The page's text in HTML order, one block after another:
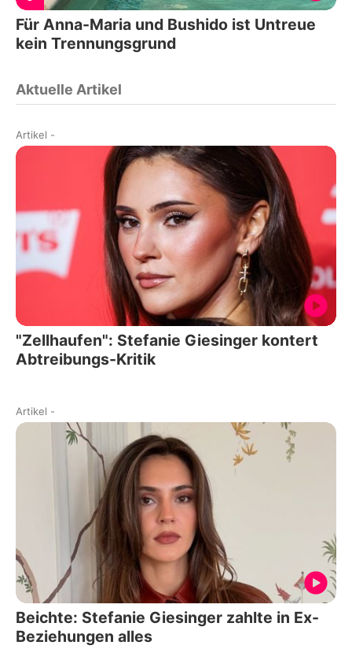
Für Anna-Maria und Bushido ist Untreue
kein Trennungsgrund
Aktuelle Artikel
Artikel -
"Zellhaufen": Stefanie Giesinger kontert
Abtreibungs-Kritik
Artikel -
Beichte: Stefanie Giesinger zahlte in Ex-
Beziehungen alles